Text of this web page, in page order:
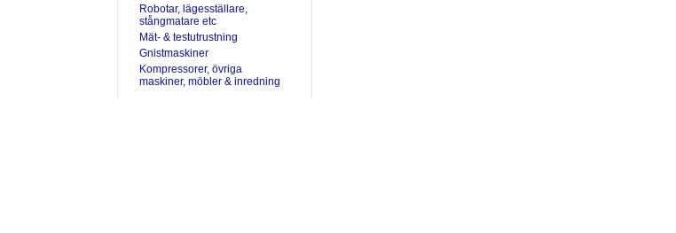
Robotar, lägesställare,
stångmatare etc
Mät- & testutrustning
Gnistmaskiner
Kompressorer, övriga
maskiner, möbler & inredning